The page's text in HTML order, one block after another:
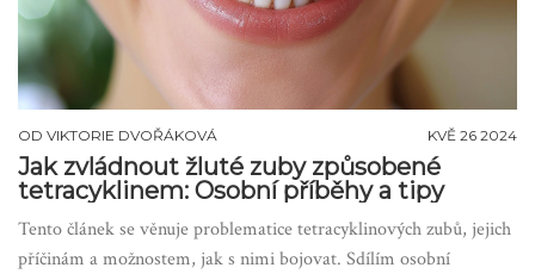
OD VIKTORIE DVOŘÁKOVÁ KVĚ 26 2024
Jak zvládnout žluté zuby způsobené
tetracyklinem: Osobní příběhy a tipy
Tento článek se věnuje problematice tetracyklinových zubů, jejich
příčinám a možnostem, jak s nimi bojovat. Sdílím osobní